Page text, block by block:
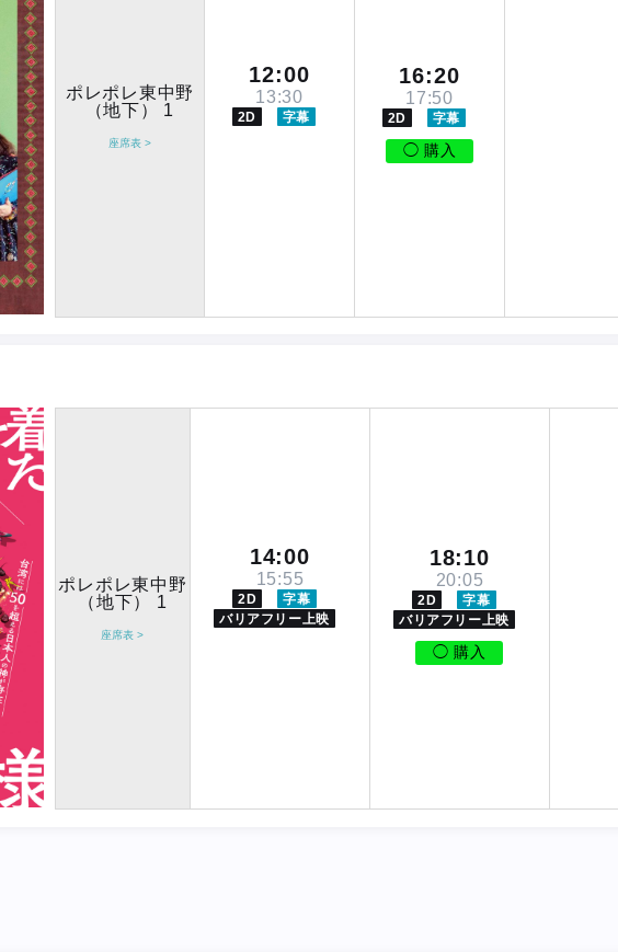
ポレポレ東中野
（地下） 1
座席表 >
12:00
13:30
2D 字幕
16:20
17:50
2D 字幕
◯ 購入
ポレポレ東中野
（地下） 1
座席表 >
14:00
15:55
2D
字幕
バリアフリー上映
18:10
20:05
2D
字幕
バリアフリー上映
◯ 購入